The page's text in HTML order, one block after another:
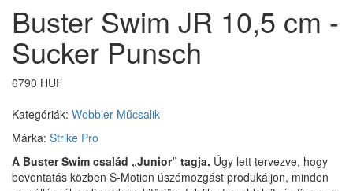
Buster Swim JR 10,5 cm -
Sucker Punsch
6790 HUF
Kategóriák: Wobbler Műcsalik
Márka: Strike Pro
A Buster Swim család „Junior” tagja. Úgy lett tervezve, hogy
bevontatás közben S-Motion úszómozgást produkáljon, minden